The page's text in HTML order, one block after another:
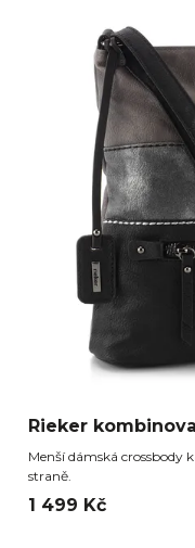
Rieker
Menší dámská crossbody
straně.
1 499 Kč